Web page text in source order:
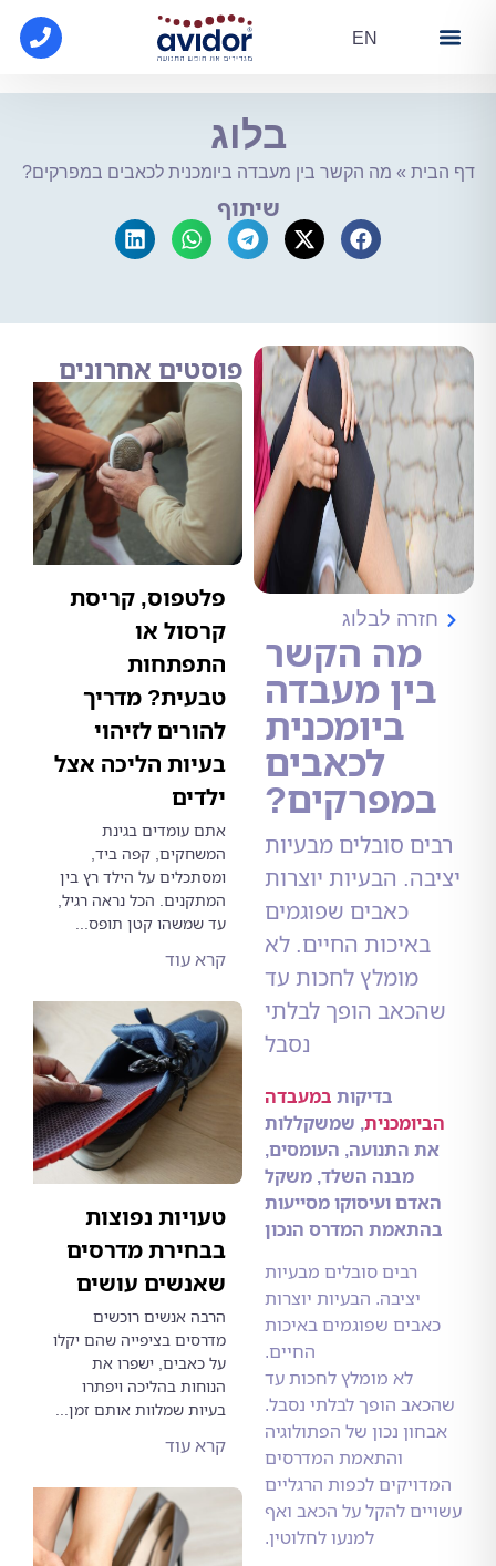
EN
בלוג
»מה הקשר בין מעבדה ביומכנית לכאבים במפרקים?
לבלוג
מה הקשר
מעבדה
ביומכנית
לכאבים
סובלים מבעיות
הבעיות יוצרות
כאבים שפוגמים
החיים. לא
מומלץ לחכות עד
הופך לבלתי
במעבדה
, שמשקללות
התנועה, העומסים,
מבנה השלד, משקל
ועיסוקו מסייעות
המדרס הנכון
רבים סובלים מבעיות
יציבה. הבעיות יוצרות
שפוגמים באיכות
לא מומלץ לחכות עד
הופך לבלתי נסבל.
נכון של הפתולוגיה
והתאמת המדרסים
לכפות הרגליים
להקל על הכאב ואף
למנעו לחלוטין.
פוסטים אחרונים
פלטפוס, קריסת
קרסול או
התפתחות
טבעית? מדריך
להורים לזיהוי
בעיות הליכה אצל
ילדים
אתם עומדים בגינת
המשחקים, קפה ביד,
ומסתכלים על הילד רץ בין
המתקנים. הכל נראה רגיל,
עד שמשהו קטן תופס...
קרא עוד
טעויות נפוצות
בבחירת מדרסים
שאנשים עושים
הרבה אנשים רוכשים
מדרסים בציפייה שהם יקלו
על כאבים, ישפרו את
הנוחות בהליכה ויפתרו
בעיות שמלוות אותם זמן...
קרא עוד